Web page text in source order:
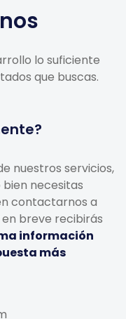
lo suficiente
que buscas.
nuestros servicios,
necesitas
contactarnos a
breve recibirás
información
más